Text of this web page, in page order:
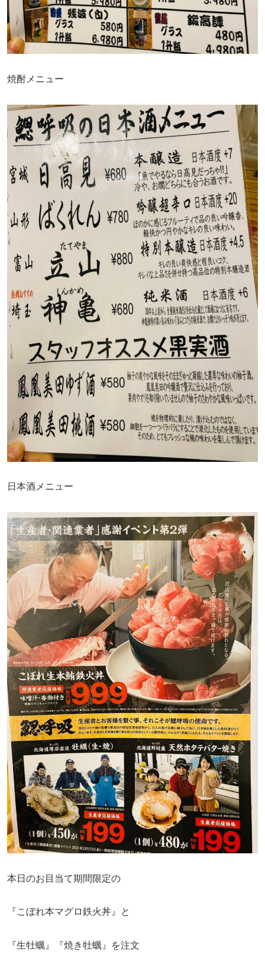
焼酎メニュー
日本酒メニュー
本日のお目当て期間限定の
『こぼれ本マグロ鉄火丼』と
『生牡蠣』『焼き牡蠣』を注文